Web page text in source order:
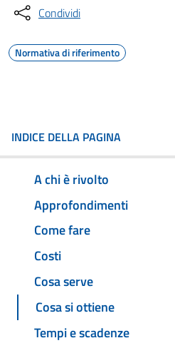
Condividi
Normativa di riferimento
INDICE DELLA PAGINA
A chi è rivolto
Approfondimenti
Come fare
Costi
Cosa serve
Cosa si ottiene
Tempi e scadenze